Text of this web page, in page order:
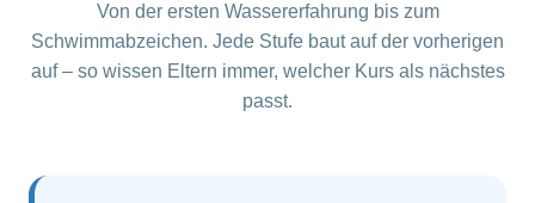
Von der ersten Wassererfahrung bis zum
Schwimmabzeichen. Jede Stufe baut auf der vorherigen
auf – so wissen Eltern immer, welcher Kurs als nächstes
passt.